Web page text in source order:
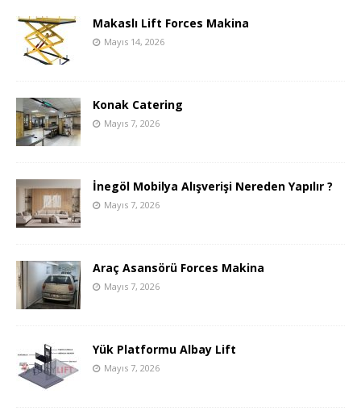
Makaslı Lift Forces Makina
Mayıs 14, 2026
Konak Catering
Mayıs 7, 2026
İnegöl Mobilya Alışverişi Nereden Yapılır ?
Mayıs 7, 2026
Araç Asansörü Forces Makina
Mayıs 7, 2026
Yük Platformu Albay Lift
Mayıs 7, 2026